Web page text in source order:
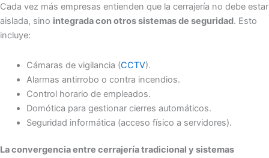
Cada vez más empresas entienden que la cerrajería no debe estar
aislada, sino integrada con otros sistemas de seguridad. Esto
incluye:
Cámaras de vigilancia (CCTV).
Alarmas antirrobo o contra incendios.
Control horario de empleados.
Domótica para gestionar cierres automáticos.
Seguridad informática (acceso físico a servidores).
La convergencia entre cerrajería tradicional y sistemas